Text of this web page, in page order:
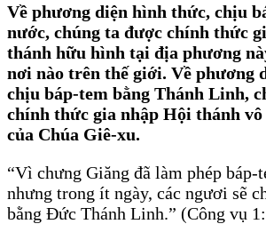
Về phương diện hình thức, chịu
nước, chúng ta được chính thức
thánh hữu hình tại địa phương
nơi nào trên thế giới. Về phương
chịu báp-tem bằng Thánh Linh,
chính thức gia nhập Hội thánh
của Chúa Giê-xu.
“Vì chưng Giăng đã làm phép báp-
nhưng trong ít ngày, các ngươi sẽ
bằng Ðức Thánh Linh.” (Công vụ